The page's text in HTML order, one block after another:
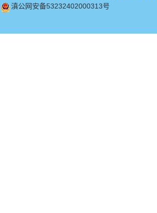
滇公网安备53232402000313号